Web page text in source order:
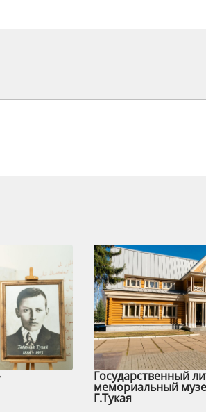
Государственный
мемориальный
Г.Тукая